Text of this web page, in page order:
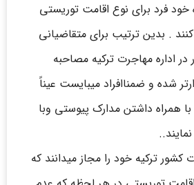
خود فرد برای نوع اقامت توریستی
کنند . بدین ترتیب برای متقاضیانی
در اداره مهاجرت ترکیه مصاحبه
شده و ضمناافراد میبایست عیناً
همراه داشتن مدارک پیوستی وبا
کشور ترکیه خود را مجاز میدانند که